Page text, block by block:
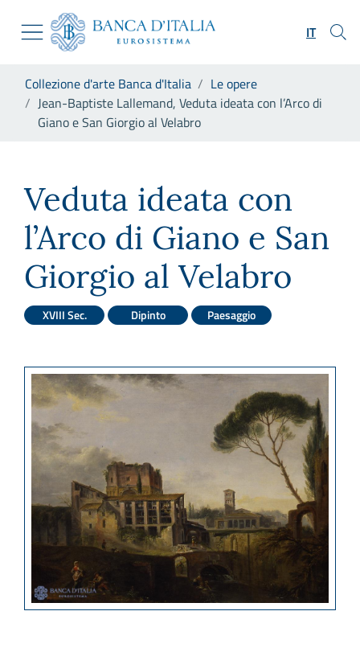
Skip to Main Content
Vai al sito istituzionale
Vai al menu di navigazione
Vai alla ricerca
Vai al footer
IT
Collezione d'arte Banca d'Italia
Le opere
Jean-Baptiste Lallemand, Veduta ideata con l’Arco di
Giano e San Giorgio al Velabro
Veduta ideata con
l’Arco di Giano e San
Giorgio al Velabro
XVIII Sec. Dipinto Paesaggio